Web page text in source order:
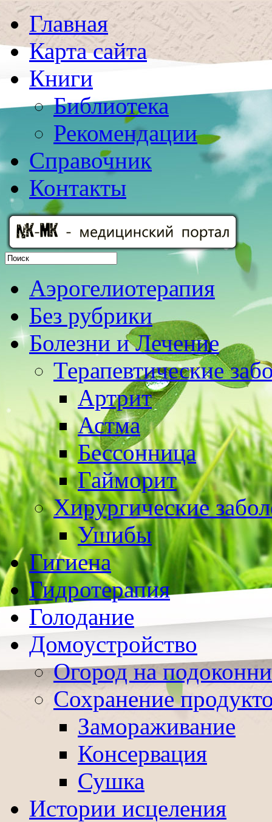
Главная
Карта сайта
Книги
Библиотека
Рекомендации
Справочник
Контакты
Аэрогелиотерапия
Без рубрики
Болезни и Лечение
Терапевтические
Артрит
Астма
Бессонница
Гайморит
Хирургические
Ушибы
Гигиена
Гидротерапия
Голодание
Домоустройство
Огород на
Сохранение
Замораживание
Консервация
Сушка
Истории исцеления